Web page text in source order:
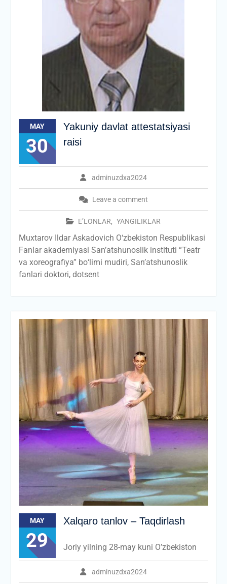
MAY
30
Yakuniy davlat attestatsiyasi
raisi
adminuzdxa2024
Leave a comment
E’LONLAR, YANGILIKLAR
Muxtarov Ildar Askadovich О‘zbekiston Respublikasi
Fanlar akademiyasi San’atshunoslik instituti “Teatr
va xoreografiya” bо‘limi mudiri, San’atshunoslik
fanlari doktori, dotsent
MAY
29
Xalqaro tanlov – Taqdirlash
adminuzdxa2024
Joriy yilning 28-may kuni O’zbekiston